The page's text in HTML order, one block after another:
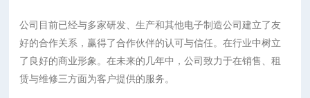
公司目前已经与多家研发、生产和其他电子制造公司建立了友
好的合作关系，赢得了合作伙伴的认可与信任。在行业中树立
了良好的商业形象。在未来的几年中，公司致力于在销售、租
赁与维修三方面为客户提供的服务。